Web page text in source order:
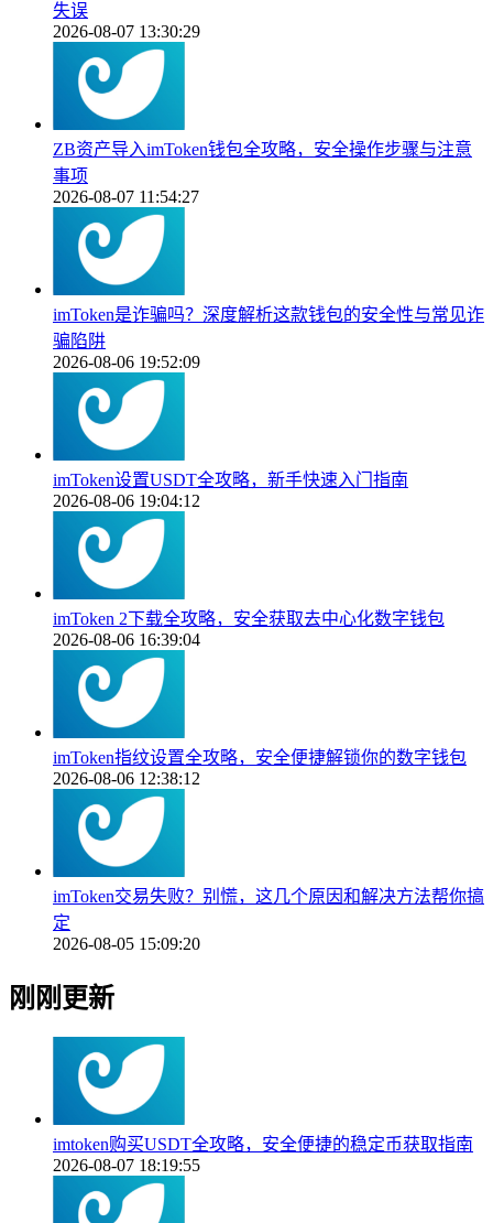
失误
2026-08-07 13:30:29
ZB资产导入imToken钱包全攻略，安全操作步骤与注意
事项
2026-08-07 11:54:27
imToken是诈骗吗？深度解析这款钱包的安全性与常见诈
骗陷阱
2026-08-06 19:52:09
imToken设置USDT全攻略，新手快速入门指南
2026-08-06 19:04:12
imToken 2下载全攻略，安全获取去中心化数字钱包
2026-08-06 16:39:04
imToken指纹设置全攻略，安全便捷解锁你的数字钱包
2026-08-06 12:38:12
imToken交易失败？别慌，这几个原因和解决方法帮你搞
定
2026-08-05 15:09:20
刚刚更新
imtoken购买USDT全攻略，安全便捷的稳定币获取指南
2026-08-07 18:19:55